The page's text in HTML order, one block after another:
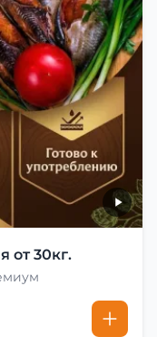
от 30кг.